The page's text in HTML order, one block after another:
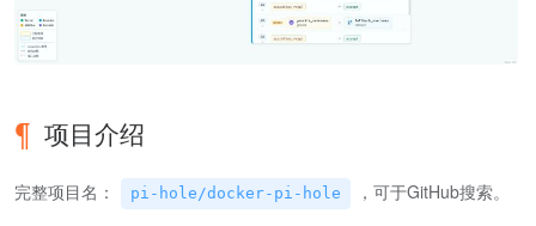
项目介绍
完整项目名： pi-hole/docker-pi-hole ，可于GitHub搜索。